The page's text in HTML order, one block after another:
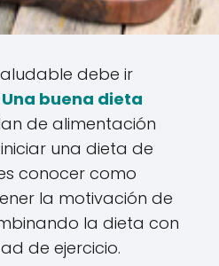
debe ir
Una buena dieta
de alimentación
una dieta de
conocer como
la motivación de
la dieta con
de ejercicio.